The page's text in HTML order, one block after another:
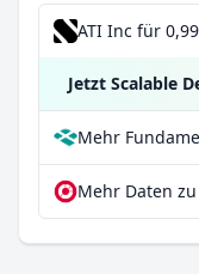
Jetzt Scalable
Mehr
Mehr Daten